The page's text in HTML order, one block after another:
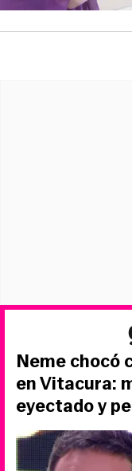
Neme chocó
en Vitacura:
eyectado y